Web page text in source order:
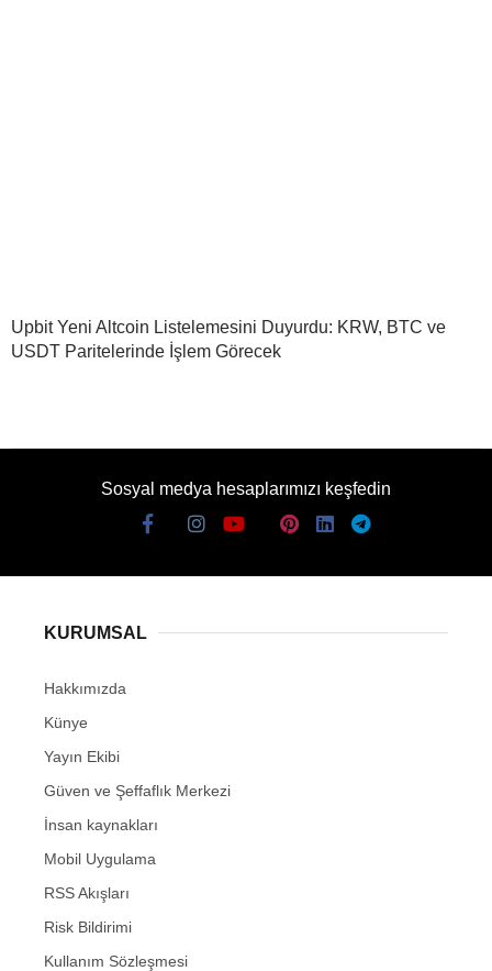
Upbit Yeni Altcoin Listelemesini Duyurdu: KRW, BTC ve
USDT Paritelerinde İşlem Görecek
Sosyal medya hesaplarımızı keşfedin
KURUMSAL
Hakkımızda
Künye
Yayın Ekibi
Güven ve Şeffaflık Merkezi
İnsan kaynakları
Mobil Uygulama
RSS Akışları
Risk Bildirimi
Kullanım Sözleşmesi